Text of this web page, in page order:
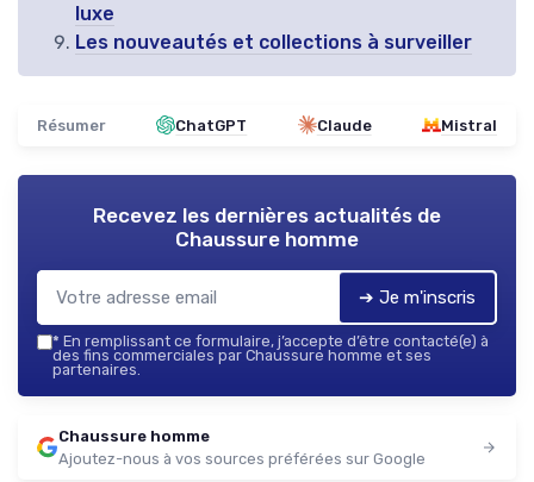
luxe
Les nouveautés et collections à surveiller
Résumer ChatGPT Claude Mistral
Recevez les dernières actualités de
Chaussure homme
➔ Je m'inscris
* En remplissant ce formulaire, j’accepte d’être contacté(e) à
des fins commerciales par Chaussure homme et ses
partenaires.
Chaussure homme
Ajoutez-nous à vos sources préférées sur Google